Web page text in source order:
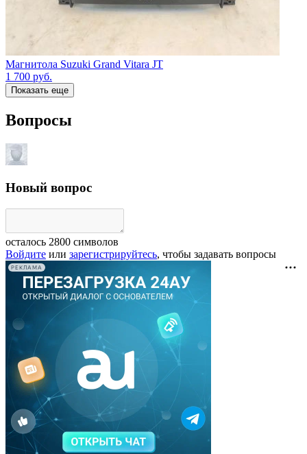
Магнитола Suzuki Grand Vitara JT
1 700 руб.
Показать еще
Вопросы
Новый вопрос
осталось 2800 символов
Войдите или зарегистрируйтесь, чтобы задавать вопросы
РЕКЛАМА